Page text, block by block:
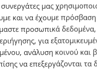
συνεργάτες μας
και να έχουμε
προσωπικά
για
ανάλυση κοινού και
να επεξεργάζονται